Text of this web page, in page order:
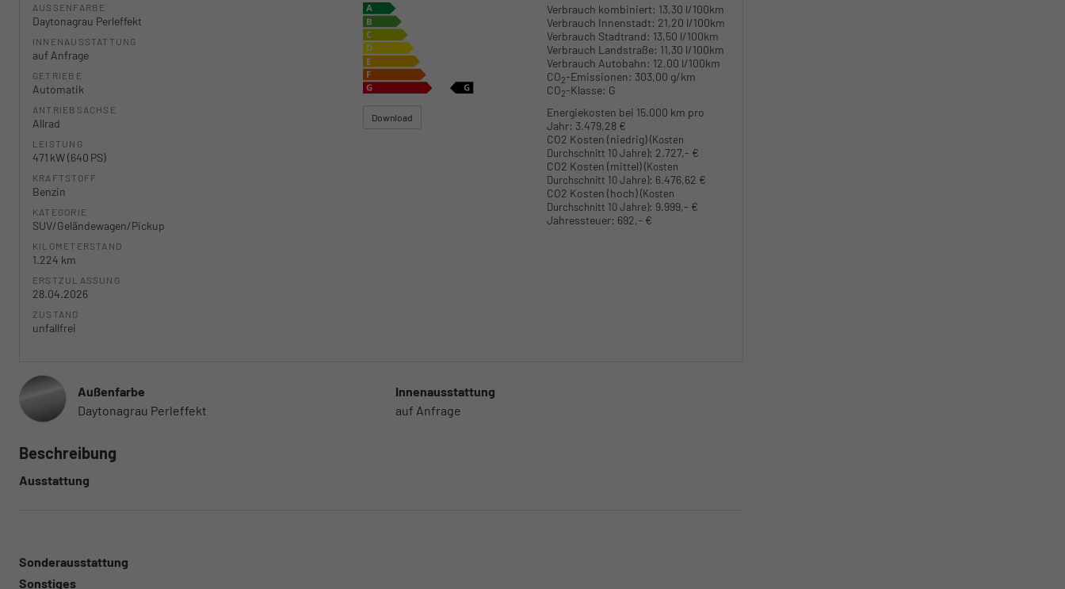
AUSSENFARBE
Daytonagrau Perleffekt
INNENAUSSTATTUNG
auf Anfrage
GETRIEBE
Automatik
ANTRIEBSACHSE
Allrad
LEISTUNG
471 kW (640 PS)
KRAFTSTOFF
Benzin
KATEGORIE
SUV/Geländewagen/Pickup
KILOMETERSTAND
1.224 km
ERSTZULASSUNG
28.04.2026
ZUSTAND
unfallfrei
Verbrauch kombiniert: 13,30 l/100km
Verbrauch Innenstadt: 21,20 l/100km
Verbrauch Stadtrand: 13,50 l/100km
Verbrauch Landstraße: 11,30 l/100km
Verbrauch Autobahn: 12,00 l/100km
CO2-Emissionen: 303,00 g/km
CO2-Klasse: G
Download
Energiekosten bei 15.000 km pro
Jahr: 3.479,28 €
CO2 Kosten (niedrig)(Kosten
Durchschnitt 10 Jahre): 2.727,- €
CO2 Kosten (mittel)(Kosten
Durchschnitt 10 Jahre): 6.476,62 €
CO2 Kosten (hoch)(Kosten
Durchschnitt 10 Jahre): 9.999,- €
Jahressteuer: 692,- €
Außenfarbe
Daytonagrau Perleffekt
Innenausstattung
auf Anfrage
Beschreibung
Ausstattung
Sonderausstattung
Sonstiges